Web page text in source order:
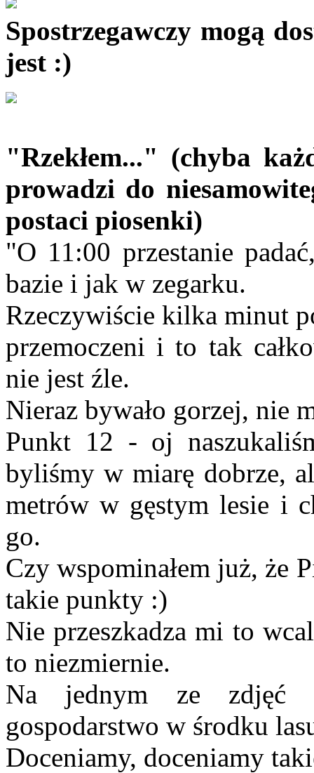
Spostrzegawczy mogą
jest :)
"Rzekłem..." (chyba
prowadzi do
postaci piosenki)
"O 11:00 przestanie
bazie i jak w zegarku.
Rzeczywiście kilka minut
przemoczeni i to tak
nie jest źle.
Nieraz bywało gorzej, nie
Punkt 12 - oj
byliśmy w miarę dobrze,
metrów w gęstym lesie i
go.
Czy wspominałem już, że
takie punkty :)
Nie przeszkadza mi to
to niezmiernie.
Na jednym ze zdjęć
gospodarstwo w środku
Doceniamy, doceniamy